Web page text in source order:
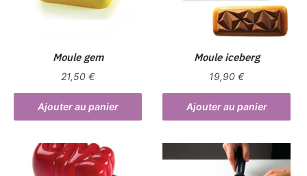
Moule gem
21,50€
Ajouter au panier
Moule iceberg
19,90€
Ajouter au panier